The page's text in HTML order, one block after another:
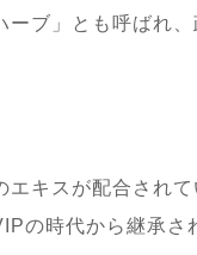
ブ」とも呼ばれ
キスが配合され
の時代から継承さ